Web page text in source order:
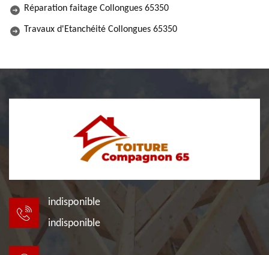
Réparation faitage Collongues 65350
Travaux d'Etanchéité Collongues 65350
indisponible
indisponible